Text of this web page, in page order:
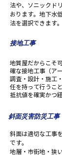
法や、ソニックド
おります。地下水
法を選択できます。
​接地工事
地質屋だからこそ
確な接地工事（ア
調査・設計・施工
任を持って行うこ
抵抗値を確実かつ
斜面災害防災工事
斜面は適切な工事
です。
地層・市街地・狭